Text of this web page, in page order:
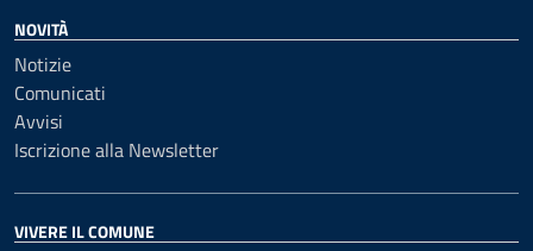
NOVITÀ
Notizie
Comunicati
Avvisi
Iscrizione alla Newsletter
VIVERE IL COMUNE